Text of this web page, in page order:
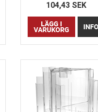
104,43 SEK